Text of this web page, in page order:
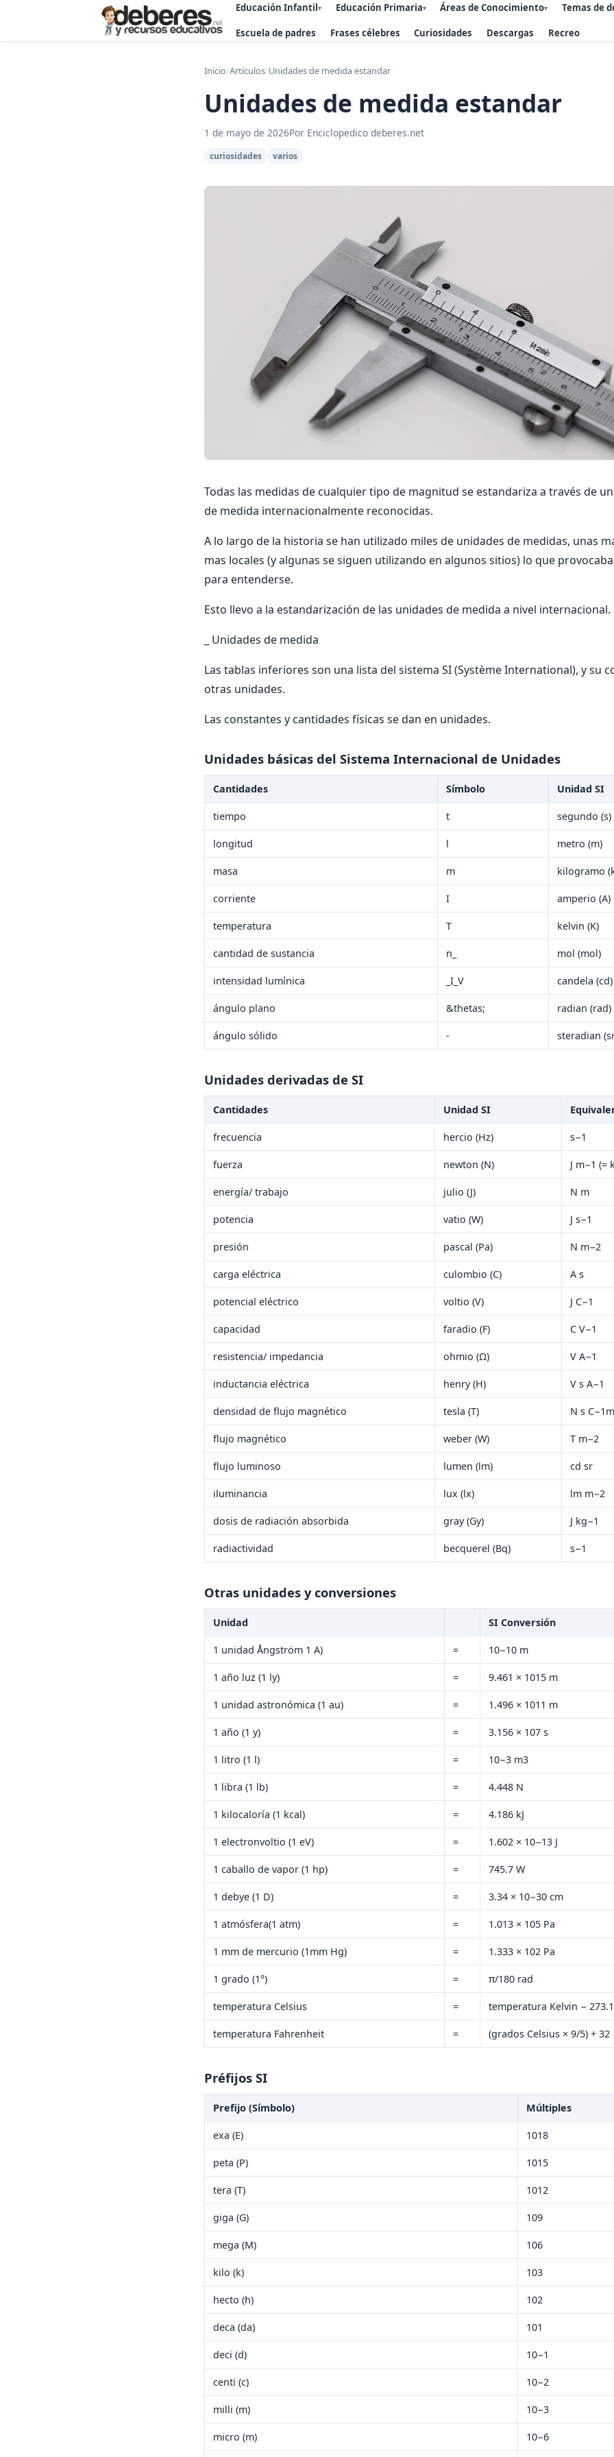
Educación Infantil▾ Educación Primaria▾ Áreas de Conocimiento▾ Temas de
Escuela de padres Frases célebres Curiosidades Descargas Recreo
Inicio/Artículos/Unidades de medida estandar
Unidades de medida estandar
1 de mayo de 2026Por Enciclopedico deberes.net
curiosidades varios
Todas las medidas de cualquier tipo de magnitud se estandariza a través de
de medida internacionalmente reconocidas.
A lo largo de la historia se han utilizado miles de unidades de medidas, unas
mas locales (y algunas se siguen utilizando en algunos sitios) lo que
para entenderse.
Esto llevo a la estandarización de las unidades de medida a nivel internacional.
_ Unidades de medida
Las tablas inferiores son una lista del sistema SI (Système International), y su
otras unidades.
Las constantes y cantidades físicas se dan en unidades.
Unidades básicas del Sistema Internacional de Unidades
Cantidades Símbolo Unidad SI
tiempo t segundo (s)
longitud l metro (m)
masa m kilogramo
corriente I amperio (A)
temperatura T kelvin (K)
cantidad de sustancia n_ mol (mol)
intensidad lumínica _I_V candela (cd)
ángulo plano &thetas; radian (rad)
ángulo sólido - steradian
Unidades derivadas de SI
Cantidades Unidad SI
frecuencia hercio (Hz) s−1
fuerza newton (N) J m−1 (=
energía/ trabajo julio (J) N m
potencia vatio (W) J s−1
presión pascal (Pa) N m−2
carga eléctrica culombio (C) A s
potencial eléctrico voltio (V) J C−1
capacidad faradio (F) C V−1
resistencia/ impedancia ohmio (Ω) V A−1
inductancia eléctrica henry (H) V s A−1
densidad de flujo magnético tesla (T) N s
flujo magnético weber (W) T m−2
flujo luminoso lumen (lm) cd sr
iluminancia lux (lx) lm m−2
dosis de radiación absorbida gray (Gy) J kg−1
radiactividad becquerel (Bq) s−1
Otras unidades y conversiones
Unidad SI Conversión
1 unidad Ångström 1 A) = 10−10 m
1 año luz (1 ly) = 9.461 × 1015 m
1 unidad astronómica (1 au) = 1.496 × 1011 m
1 año (1 y) = 3.156 × 107 s
1 litro (1 l) = 10−3 m3
1 libra (1 lb) = 4.448 N
1 kilocaloría (1 kcal) = 4.186 kJ
1 electronvoltio (1 eV) = 1.602 × 10−13 J
1 caballo de vapor (1 hp) = 745.7 W
1 debye (1 D) = 3.34 × 10−30 cm
1 atmósfera(1 atm) = 1.013 × 105 Pa
1 mm de mercurio (1mm Hg) = 1.333 × 102 Pa
1 grado (1°) = π/180 rad
temperatura Celsius = temperatura Kelvin −
temperatura Fahrenheit = (grados Celsius × 9/5) + 32
Préfijos SI
Prefijo (Símbolo) Múltiples
exa (E) 1018
peta (P) 1015
tera (T) 1012
giga (G) 109
mega (M) 106
kilo (k) 103
hecto (h) 102
deca (da) 101
deci (d) 10−1
centi (c) 10−2
milli (m) 10−3
micro (m) 10−6